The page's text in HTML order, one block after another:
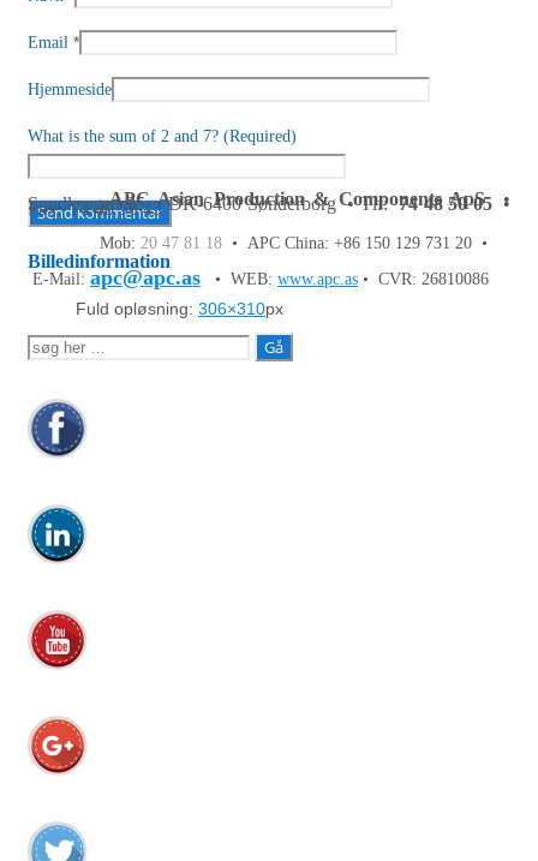
Email *
Hjemmeside
What is the sum of 2 and 7? (Required)
Billedinformation
Fuld opløsning: 306×310px
APC Asian Production & Components ApS•
Sundkrogen 35 • DK-6400 Sønderborg • Tlf:74 48 50 05•
Fax: 74 48 50 45
Mob: 20 47 81 18 • APC China: +86 150 129 731 20 •
E-Mail: apc@apc.as • WEB: www.apc.as • CVR: 26810086
Søg